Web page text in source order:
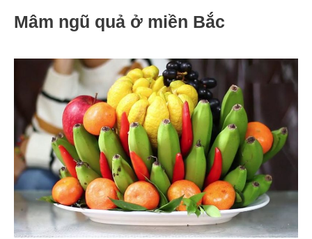
Mâm ngũ quả ở miền Bắc